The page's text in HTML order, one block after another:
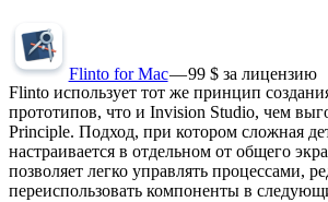
Flinto for Mac— 99 $ за лицензию
Flinto использует тот же принцип
прототипов, что и Invision Studio, чем
Principle. Подход, при котором сложная
настраивается в отдельном от общего
позволяет легко управлять процессами,
переиспользовать компоненты в